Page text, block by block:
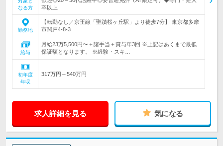
なる方
卒以上
勤務地
【転勤なし／京王線「聖蹟桜ヶ丘駅」より徒歩7分】 東京都多摩
市関戸4-8-3
給与
月給23万5,500円〜＋諸手当＋賞与年3回 ※上記はあくまで最低
保証額となります。 ※経験・スキ…
初年度
年収
317万円～540万円
求人詳細を見る 気になる